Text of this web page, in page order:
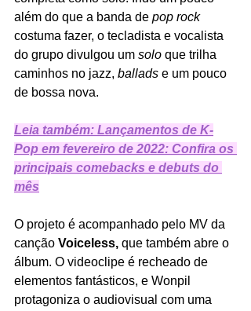
além do que a banda de pop rock
costuma fazer, o tecladista e vocalista
do grupo divulgou um solo que trilha
caminhos no jazz, ballads e um pouco
de bossa nova.
Leia também: Lançamentos de K-
Pop em fevereiro de 2022: Confira os
principais comebacks e debuts do
mês
O projeto é acompanhado pelo MV da
canção Voiceless, que também abre o
álbum. O videoclipe é recheado de
elementos fantásticos, e Wonpil
protagoniza o audiovisual com uma